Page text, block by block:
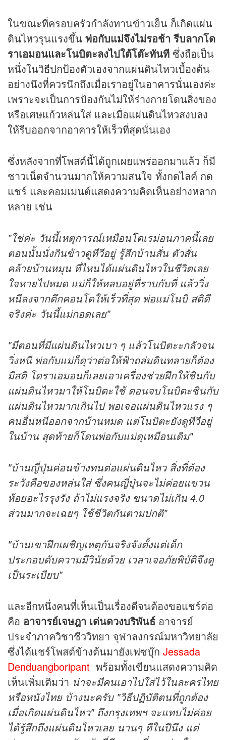
ในขณะที่ครอบครัวกำลังทานข้าวเย็น ก็เกิดแผ่น
ดินไหวรุนแรงขึ้น พ่อกับแม่จึงไม่รอช้า รีบลากโด
ราเอมอนและโนบิตะลงไปใต้โต๊ะทันที ซึ่งถือเป็น
หนึ่งในวิธีปกป้องตัวเองจากแผ่นดินไหวเบื้องต้น
อย่างนึงที่ควรนึกถึงเมื่อเราอยู่ในอาคารนั่นเองค่ะ
เพราะจะเป็นการป้องกันไม่ให้ร่างกายโดนสิ่งของ
หรือเศษแก้วหล่นใส่ และเมื่อแผ่นดินไหวสงบลง
ให้รีบออกจากอาคารให้เร็วที่สุดนั่นเอง
ซึ่งหลังจากที่โพสต์นี้ได้ถูกเผยแพร่ออกมาแล้ว ก็มี
ชาวเน็ตจำนวนมากให้ความสนใจ ทั้งกดไลค์ กด
แชร์ และคอมเมนต์แสดงความคิดเห็นอย่างหลาก
หลาย เช่น
"ใช่ค่ะ วันนี้เหตุการณ์เหมือนโดเรม่อนภาคนี้เลย
ตอนนั้นนั่งกินข้าวดูทีวีอยู่ รู้สึกบ้านสั่น ตัวสั่น
คล้ายบ้านหมุน ที่ไหนได้แผ่นดินไหวในชีวิตเลย
ใจหายไปหมด แม่ก็ให้หลบอยู่ที่ราบกับที่ แล้ววิ่ง
หนีลงจากตึกคอนโดให้เร็วที่สุด พ่อแม่โนบิ สติดี
จริงค่ะ วันนี้แม่กอดเลย"
"มีตอนที่มีแผ่นดินไหวเบา ๆ แล้วโนบิตะะกลัวจน
วิ่งหนี พ่อกับแม่ก็ดุว่าต่อให้ฟ้าถล่มดินทลายก็ต้อง
มีสติ โดราเอมอนก็เลยเอาเครื่องช่วยฝึกให้ชินกับ
แผ่นดินไหวมาให้โนบิตะใช้ ตอนจบโนบิตะชินกับ
แผ่นดินไหวมากเกินไป พอเจอแผ่นดินไหวแรง ๆ
คนอื่นหนีออกจากบ้านหมด แต่โนบิตะยังดูทีวีอยู่
ในบ้าน สุดท้ายก็โดนพ่อกับแม่ดุเหมือนเดิม"
"บ้านญี่ปุ่นค่อนข้างทนต่อแผ่นดินไหว สิ่งที่ต้อง
ระวังคือของหล่นใส่ ซึ่งคนญี่ปุ่นจะไม่ค่อยแขวน
ห้อยอะไรรุงรัง ถ้าไม่แรงจริง ขนาดไม่เกิน 4.0
ส่วนมากจะเฉยๆ ใช้ชีวิตกันตามปกติ"
"บ้านเขาฝึกเผชิญเหตุกันจริงจังตั้งแต่เด็ก
ประกอบดับความมีวินัยด้วย เวลาเจอภัยพิบัติจึงดู
เป็นระเบียบ"
และอีกหนึ่งคนที่เห็นเป็นเรื่องดีจนต้องขอแชร์ต่อ
คือ อาจารย์เจษฎา เด่นดวงบริพันธ์ อาจารย์
ประจำภาควิชาชีววิทยา จุฬาลงกรณ์มหาวิทยาลัย
ซึ่งได้แชร์โพสต์ข้างต้นมายังเฟซบุ๊ก Jessada
Denduangboripant พร้อมทั้งเขียนแสดงความคิด
เห็นเพิ่มเติมว่า น่าจะมีคนเอาไปใส่ไว้ในละครไทย
หรือหนังไทย บ้างนะครับ "วิธีปฏิบัติตนที่ถูกต้อง
เมื่อเกิดแผ่นดินไหว" ถึงกรุงเทพฯ จะแทบไม่ค่อย
ได้รู้สึกถึงแผ่นดินไหวเลย นานๆ ทีในปีนึง แต่